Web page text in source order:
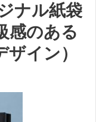
ナル紙袋
感のある
イン）